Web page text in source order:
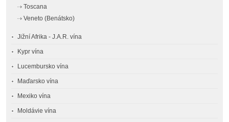
Toscana
Veneto (Benátsko)
Jižní Afrika - J.A.R. vína
Kypr vína
Lucembursko vína
Maďarsko vína
Mexiko vína
Moldávie vína